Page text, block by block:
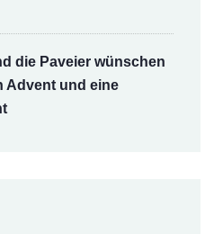
die Paveier wünschen
Advent und eine